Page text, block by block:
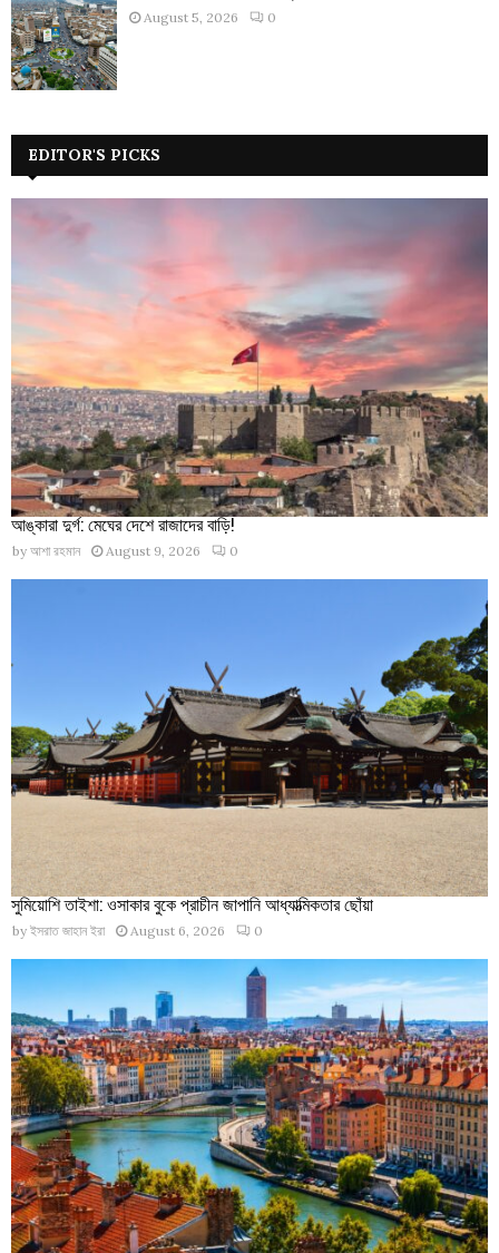
August 5, 2026 0
EDITOR'S PICKS
আঙ্কারা দুর্গ: মেঘের দেশে রাজাদের বাড়ি!
by আশা রহমান August 9, 2026 0
সুমিয়োশি তাইশা: ওসাকার বুকে প্রাচীন জাপানি আধ্যাত্মিকতার ছোঁয়া
by ইসরাত জাহান ইরা August 6, 2026 0